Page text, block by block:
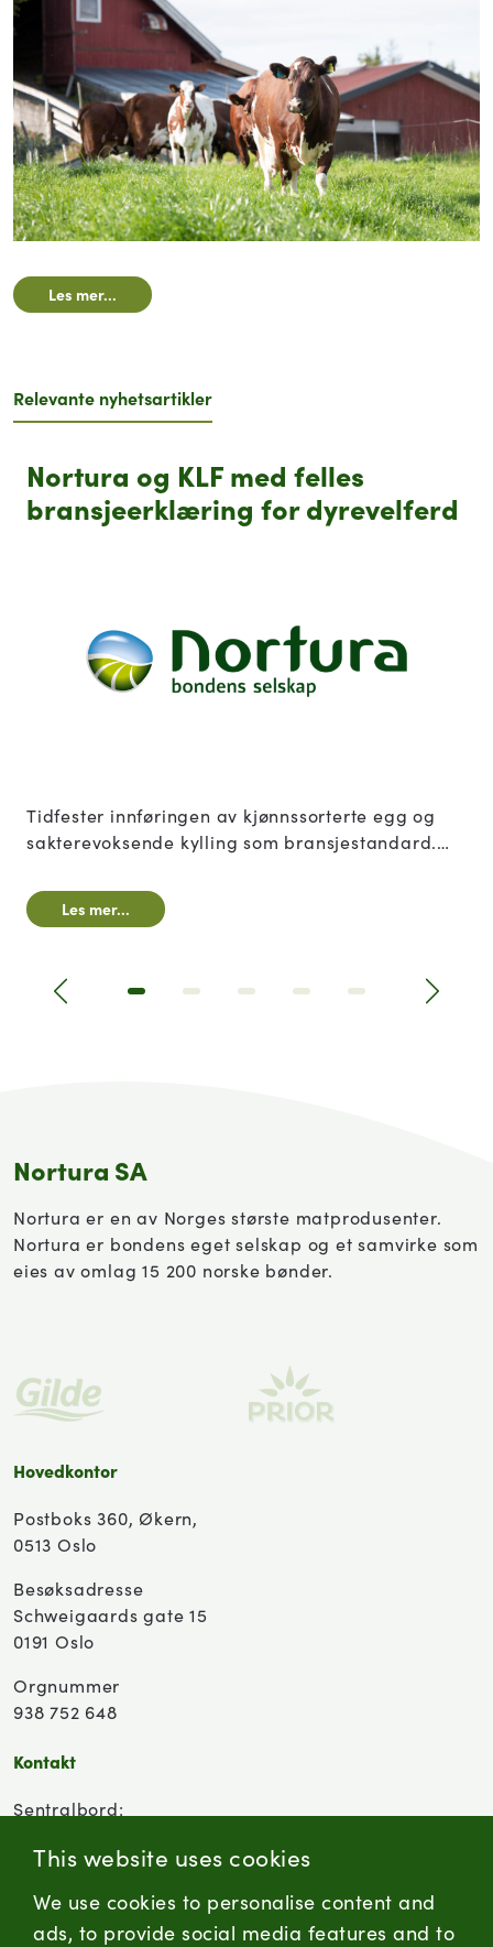
This website uses cookies
We use cookies to personalise content and
ads, to provide social media features and to
Les mer...
Relevante nyhetsartikler
PRIOR i gang med
sakterevoksende kylling
Nortura og PRIOR har startet omleggingen til en
kylling som vokser saktere - nå kommer de første
fra andre sakterevoksende kyllinger, ved at også
begge foreldredyrene er sakterevoksende.
Les mer...
Tidligere Next|t
Nortura SA
Nortura er en av Norges største matprodusenter.
Nortura er bondens eget selskap og et samvirke som
eies av omlag 15 200 norske bønder.
Hovedkontor
Postboks 360, Økern,
0513 Oslo
Besøksadresse
Schweigaards gate 15
0191 Oslo
Orgnummer
938 752 648
Kontakt
Sentralbord:
Kontaktskjema